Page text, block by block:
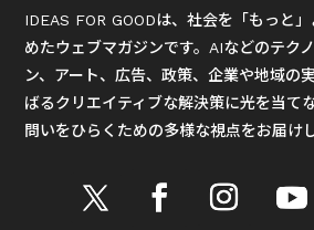
IDEAS FOR GOODは、社会を「もっと
めたウェブマガジンです。AIなどのテク
ン、アート、広告、政策、企業や地域の
ばるクリエイティブな解決策に光を当て
問いをひらくための多様な視点をお届けし